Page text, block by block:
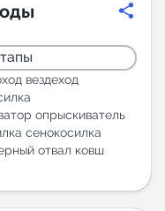
в Telegram
вездеход
опрыскиватель
сенокосилка
отвал ковш